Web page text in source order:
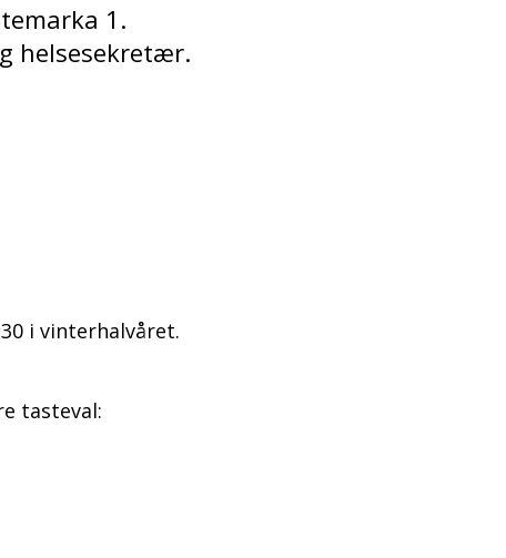
1.
helsesekretær.
i vinterhalvåret.
tasteval: